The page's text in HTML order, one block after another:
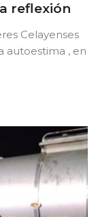
reflexión
Celayenses
autoestima , en